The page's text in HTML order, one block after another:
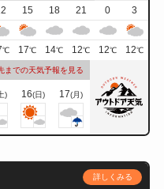
15 18 21 0
3
℃ 17℃ 14℃ 12℃ 12℃ 12℃
までの天気予報を見る
) 16(日) 17(月)
詳しくみる